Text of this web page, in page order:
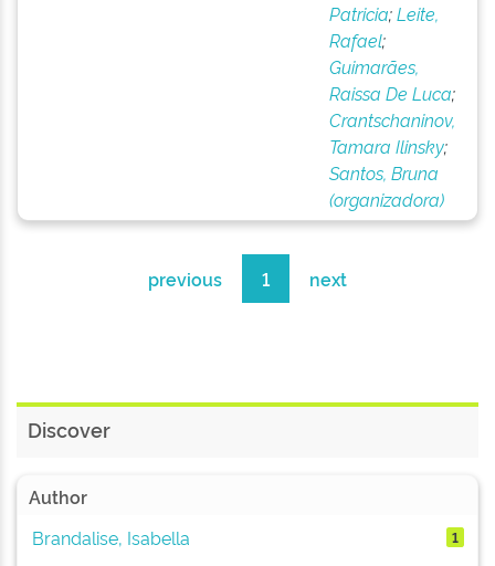
Patricia;Leite,
Rafael;
Guimarães,
Raissa De Luca;
Crantschaninov,
Tamara Ilinsky;
Santos, Bruna
(organizadora)
previous 1 next
Discover
Author
Brandalise, Isabella
1